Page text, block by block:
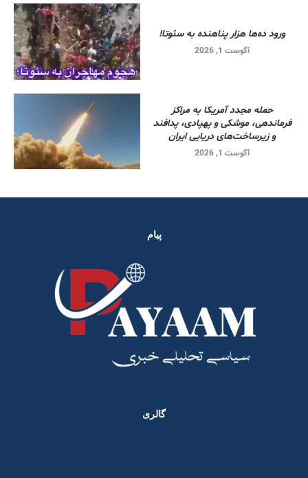
ورود ده‌ها هزار پناهنده به سئوتا!
آگوست 1, 2026
حمله مجدد آمریکا به مراکز
فرماندهی، موشکی و پهپادی، پدافند
و زیرساخت‌های دریایی ایران
آگوست 1, 2026
پیام
گالری